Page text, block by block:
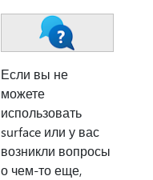
Если вы не
можете
использовать
surface или у вас
возникли вопросы
о чем-то еще,